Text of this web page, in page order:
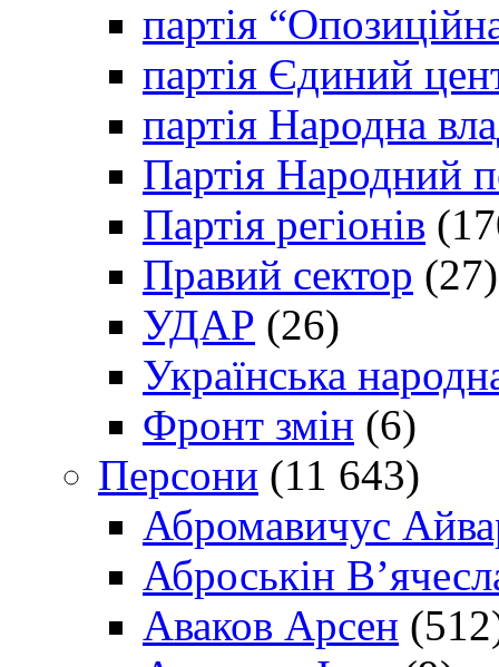
партія
партія Єдиний
партія Народна
Партія Народний
Партія регіонів
Правий сектор (27)
УДАР (26)
Українська
Фронт змін (6)
Персони (11 643)
Абромавичус
Аброськін
Аваков Арсен